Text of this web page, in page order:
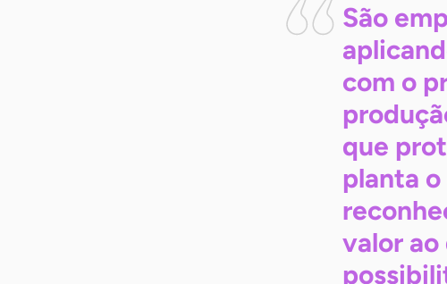
São
com o
que
planta o
valor ao